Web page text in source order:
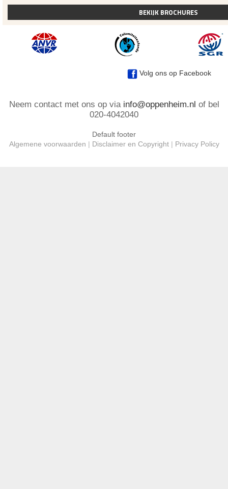
BEKIJK BROCHURES
Volg ons op Facebook
Neem contact met ons op via info@oppenheim.nl of bel
020-4042040
Default footer
Algemene voorwaarden | Disclaimer en Copyright| Privacy Policy